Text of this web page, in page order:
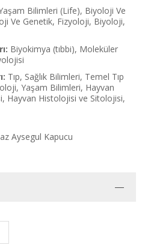
Bilimleri (Life), Biyoloji Ve
Ve Genetik, Fizyoloji, Biyoloji,
Biyokimya (tıbbi), Moleküler
Tıp, Sağlık Bilimleri, Temel Tıp
Yaşam Bilimleri, Hayvan
Hayvan Histolojisi ve Sitolojisi,
Aysegul Kapucu